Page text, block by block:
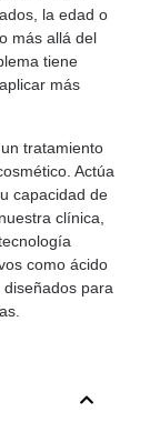
la edad o
más allá del
tiene
más
tratamiento
Actúa
capacidad de
clínica,
como ácido
diseñados para